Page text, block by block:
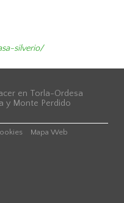
silverio/
en Torla-Ordesa
y Monte Perdido
Mapa Web